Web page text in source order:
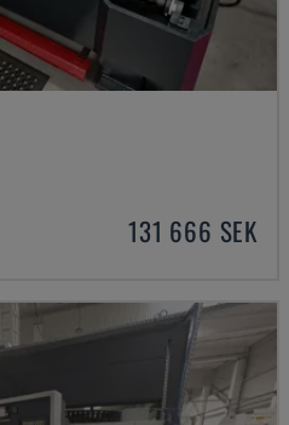
131 666 SEK